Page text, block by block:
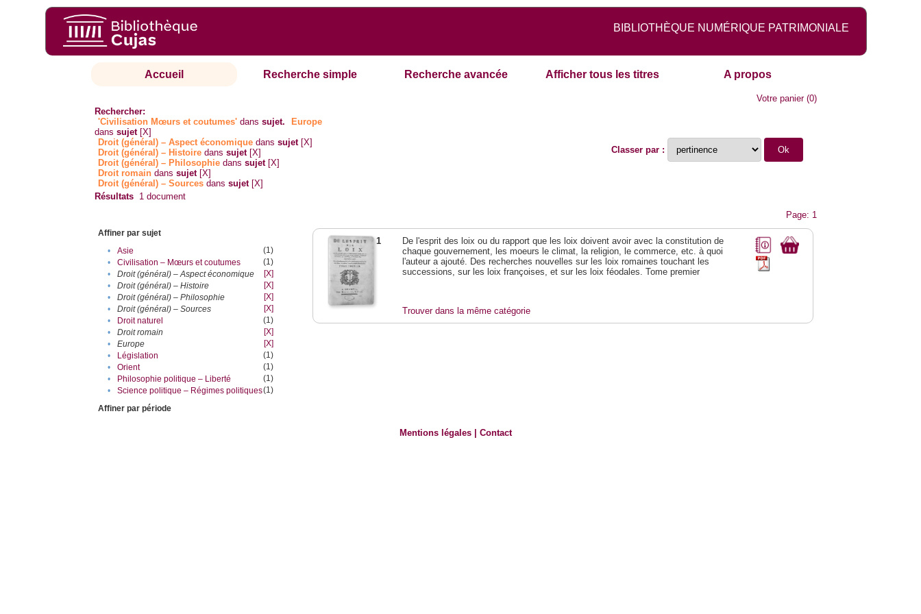
BIBLIOTHÈQUE NUMÉRIQUE PATRIMONIALE
Accueil Recherche simple Recherche avancée Afficher tous les titres A propos
Votre panier(0)
Rechercher:
'Civilisation Mœurs et coutumes' danssujet.
Europe
danssujet [X]
Droit (général) – Aspect économique danssujet [X]
Droit (général) – Histoire danssujet [X]
Droit (général) – Philosophie danssujet [X]
Droit romain danssujet [X]
Droit (général) – Sources danssujet [X]
Classer par :
Résultats 1 document
Page: 1
Affiner par sujet
•
Asie
(1)
•
Civilisation – Mœurs et coutumes
(1)
•
Droit (général) – Aspect économique
[X]
•
Droit (général) – Histoire
[X]
•
Droit (général) – Philosophie
[X]
•
Droit (général) – Sources
[X]
•
Droit naturel
(1)
•
Droit romain
[X]
•
Europe
[X]
•
Législation
(1)
•
Orient
(1)
•
Philosophie politique – Liberté
(1)
•
Science politique – Régimes politiques(1)
Affiner par période
1
De l'esprit des loix ou du rapport que les loix doivent avoir avec la constitution de
chaque gouvernement, les moeurs le climat, la religion, le commerce, etc. à quoi
l'auteur a ajouté. Des recherches nouvelles sur les loix romaines touchant les
successions, sur les loix françoises, et sur les loix féodales. Tome premier
Trouver dans la même catégorie
Mentions légales |Contact